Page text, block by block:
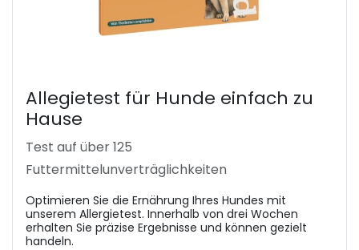
Allegietest für Hunde einfach zu
Hause
Test auf über 125
Futtermittelunverträglichkeiten
Optimieren Sie die Ernährung Ihres Hundes mit
unserem Allergietest. Innerhalb von drei Wochen
erhalten Sie präzise Ergebnisse und können gezielt
handeln.